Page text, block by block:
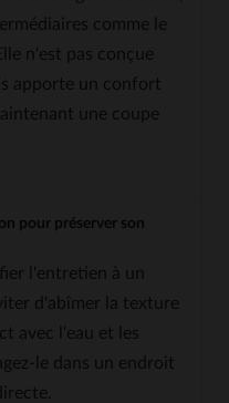
comme le
n'est pas conçue
apporte un confort
une coupe
pour préserver son
l'entretien à un
d'abîmer la texture
avec l'eau et les
le dans un endroit